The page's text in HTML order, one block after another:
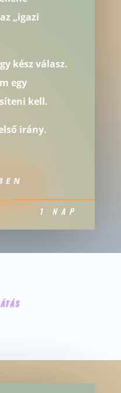
„igazi
kész válasz.
egy
kell.
irány.
1 NAP